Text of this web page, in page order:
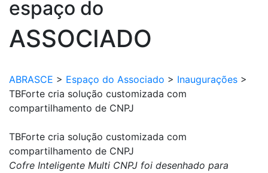
espaço do
ASSOCIADO
ABRASCE > Espaço do Associado > Inaugurações >
TBForte cria solução customizada com
compartilhamento de CNPJ
TBForte cria solução customizada com
compartilhamento de CNPJ
Cofre Inteligente Multi CNPJ foi desenhado para